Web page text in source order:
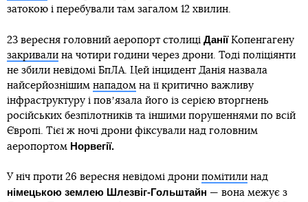
затокою і перебували там загалом 12 хвилин.
23 вересня головний аеропорт столиці ДаніїКопенгагену
закривали на чотири години через дрони. Тоді поліціянти
не збили невідомі БпЛА. Цей інцидент Данія назвала
найсерйознішим нападом на її критично важливу
інфраструктуру і повʼязала його із серією вторгнень
російських безпілотників та іншими порушеннями по всій
Європі. Тієї ж ночі дрони фіксували над головним
аеропортом Норвегії.
У ніч проти 26 вересня невідомі дрони помітили над
німецькою землею Шлезвіг-Гольштайн — вона межує з